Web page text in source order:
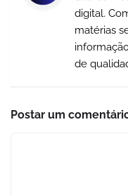
digital.
matérias
de
Postar um